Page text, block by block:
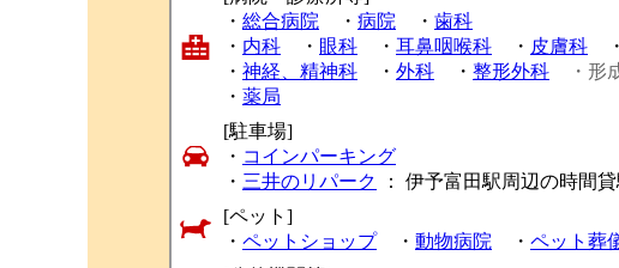
・ 総合病院 ・ 病院 ・ 歯科
・ 内科 ・ 眼科 ・ 耳鼻咽喉科 ・ 皮膚科 ・
・ 神経、精神科 ・ 外科 ・ 整形外科 ・形
・ 薬局
[駐車場]
・ コインパーキング
・ 三井のリパーク
： 伊予富田駅周辺の時間
[ペット]
・ ペットショップ・ 動物病院 ・ ペット葬